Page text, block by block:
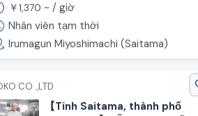
theo giờ 1370 yên, Ca ngày
￥1,370 ~ /giờ
Nhân viên tạm thời
Irumagun Miyoshimachi (Saitama)
CO .,LTD
【Tỉnh Saitama, thành phố